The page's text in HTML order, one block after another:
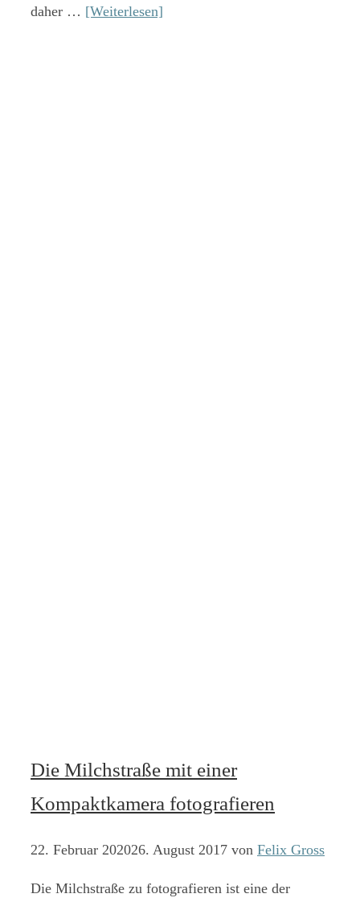
daher … [Weiterlesen]
Die Milchstraße mit einer
Kompaktkamera fotografieren
22. Februar 202026. August 2017 von Felix Gross
Die Milchstraße zu fotografieren ist eine der